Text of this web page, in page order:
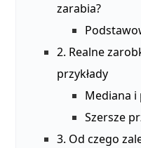
zarabia?
2. Realne
przykłady
Mediana
Szersze
3. Od czego